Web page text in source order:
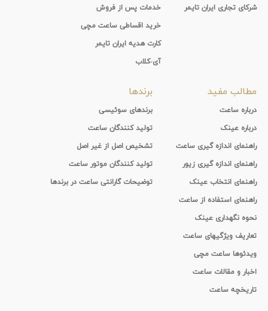
شرکای تجاری ایران تایمر
خدمات پس از فروش
خرید اقساطی ساعت مچی
کارت هدیه ایران تایمر
آی-کلاب
مطالب مفید
درباره ساعت
درباره عینک
راهنمای اندازه گیری ساعت
راهنمای اندازه گیری زیور
راهنمای انتخاب عینک
راهنمای استفاده از ساعت
نحوه نگهداری عینک
تعاریف ویژگیهای ساعت
ویدئوها ساعت مچی
اخبار و مقالات ساعت
تاریخچه ساعت
برندها
برندهای سوئیسی
تولید کنندگان ساعت
تشخیص اصل از غیر اصل
تولید کنندگان موتور ساعت
توضیحات گارانتی ساعت در برندها